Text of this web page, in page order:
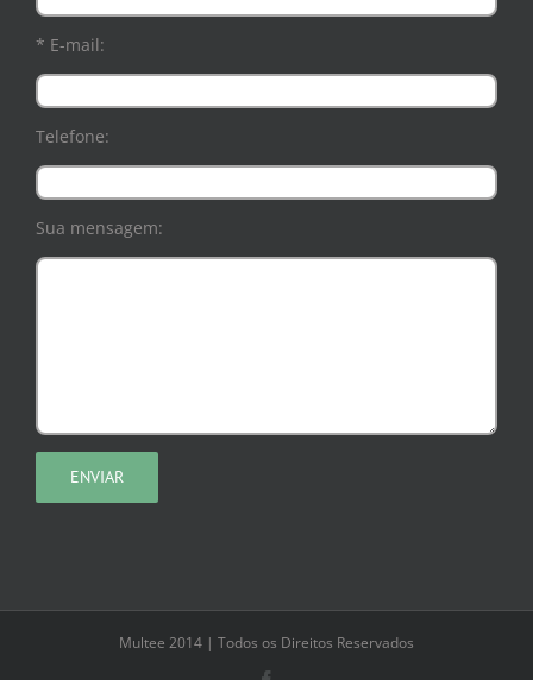
* E-mail:
Telefone:
Sua mensagem:
Multee 2014 | Todos os Direitos Reservados